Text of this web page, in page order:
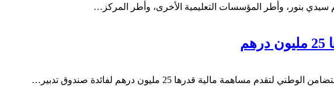
سيدي بنور، وأطر المؤسسات التعليمية الأخرى، وأطر المركز…